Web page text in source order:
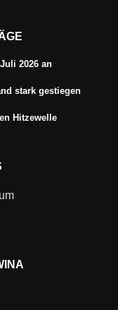
2026 an
stark gestiegen
Hitzewelle